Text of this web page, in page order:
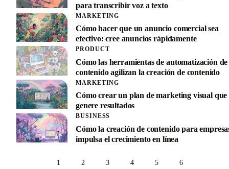
para transcribir voz a texto
MARKETING
Cómo hacer que un anuncio comercial sea
efectivo: cree anuncios rápidamente
PRODUCT
Cómo las herramientas de automatización de
contenido agilizan la creación de contenido
MARKETING
Cómo crear un plan de marketing visual que
genere resultados
BUSINESS
Cómo la creación de contenido para
impulsa el crecimiento en línea
1 2 3 4 5 6